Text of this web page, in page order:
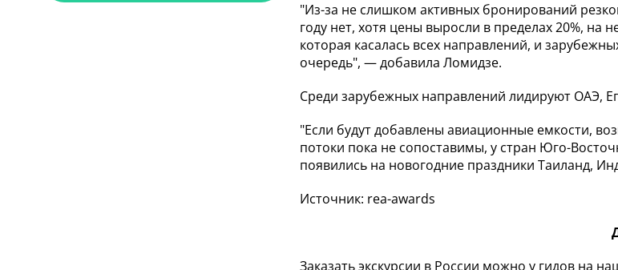
"Из-за не слишком активных бронирований
году нет, хотя цены выросли в пределах 20%, на
которая касалась всех направлений, и
очередь", — добавила Ломидзе.
Среди зарубежных направлений лидируют ОАЭ,
"Если будут добавлены авиационные емкости,
потоки пока не сопоставимы, у стран Юго-
появились на новогодние праздники Таиланд,
Источник: rea-awards
Заказать экскурсии в России можно у гидов на